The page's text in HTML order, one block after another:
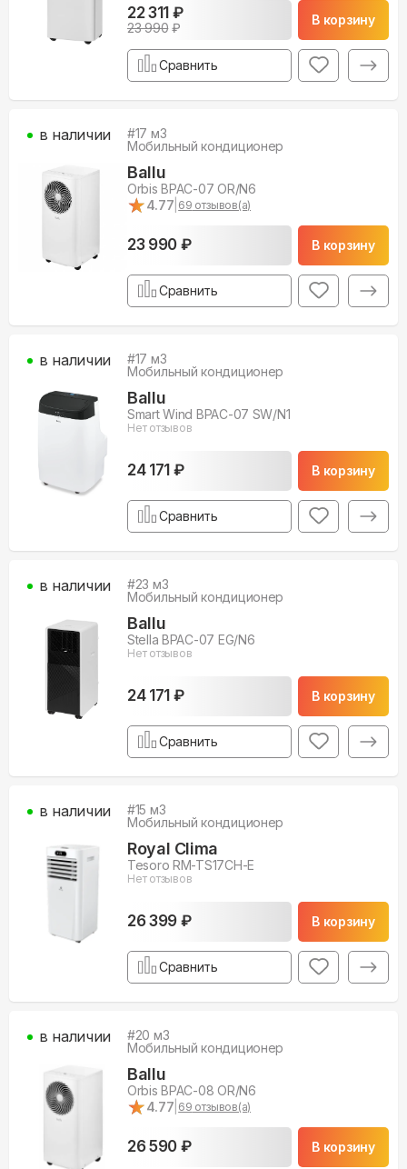
22 311 ₽
23 990₽
В корзину
Сравнить
#17 м3
Мобильный кондиционер
Ballu
Orbis BPAC-07 OR/N6
★
★4.77 69 отзывов(а)
23 990 ₽ В корзину
в наличии
Сравнить
#17 м3
Мобильный кондиционер
Ballu
Smart Wind BPAC-07 SW/N1
Нет отзывов
24 171 ₽ В корзину
в наличии
Сравнить
#23 м3
Мобильный кондиционер
Ballu
Stella BPAC-07 EG/N6
Нет отзывов
24 171 ₽ В корзину
в наличии
Сравнить
#15 м3
Мобильный кондиционер
Royal Clima
Tesoro RM-TS17CH-E
Нет отзывов
26 399 ₽ В корзину
в наличии
Сравнить
#20 м3
Мобильный кондиционер
Ballu
Orbis BPAC-08 OR/N6
★
★4.77 69 отзывов(а)
26 590 ₽ В корзину
в наличии